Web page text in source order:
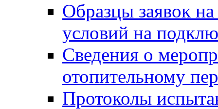
Образцы заявок
условий на
Сведения о
отопительному
Протоколы